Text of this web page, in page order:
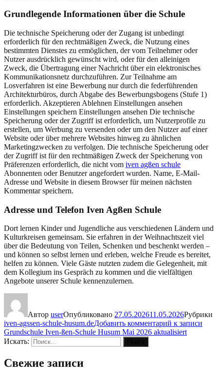
Grundlegende Informationen über die Schule
Die technische Speicherung oder der Zugang ist unbedingt
erforderlich für den rechtmäßigen Zweck, die Nutzung eines
bestimmten Dienstes zu ermöglichen, der vom Teilnehmer oder
Nutzer ausdrücklich gewünscht wird, oder für den alleinigen
Zweck, die Übertragung einer Nachricht über ein elektronisches
Kommunikationsnetz durchzuführen. Zur Teilnahme am
Losverfahren ist eine Bewerbung nur durch die federführenden
Architekturbüros, durch Abgabe des Bewerbungsbogens (Stufe 1)
erforderlich. Akzeptieren Ablehnen Einstellungen ansehen
Einstellungen speichern Einstellungen ansehen Die technische
Speicherung oder der Zugriff ist erforderlich, um Nutzerprofile zu
erstellen, um Werbung zu versenden oder um den Nutzer auf einer
Website oder über mehrere Websites hinweg zu ähnlichen
Marketingzwecken zu verfolgen. Die technische Speicherung oder
der Zugriff ist für den rechtmäßigen Zweck der Speicherung von
Präferenzen erforderlich, die nicht vom iven agßen schule
Abonnenten oder Benutzer angefordert wurden. Name, E-Mail-
Adresse und Website in diesem Browser für meinen nächsten
Kommentar speichern.
Adresse und Telefon Iven Agßen Schule
Dort lernen Kinder und Jugendliche aus verschiedenen Ländern und
Kulturkreisen gemeinsam. Sie erfahren in der Weihnachtszeit viel
über die Bedeutung von Teilen, Schenken und beschenkt werden –
und können so selbst lernen und erleben, welche Freude es bereitet,
helfen zu können. Viele Gäste nutzten zudem die Gelegenheit, mit
dem Kollegium ins Gespräch zu kommen und die vielfältigen
Angebote unserer Schule kennenzulernen.
Автор userОпубликовано 27.05.202611.05.2026Рубрики
iven-agssen-schule-husum.deДобавить комментарий к записи
Grundschule Iven-ßen-Schule Husum Mai 2026 aktualisiert
Искать:
Свежие записи